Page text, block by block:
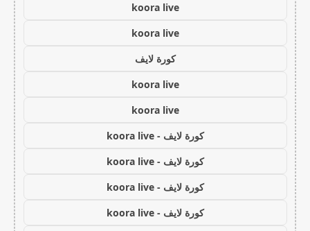
koora live
koora live
كورة لايف
koora live
koora live
كورة لايف - koora live
كورة لايف - koora live
كورة لايف - koora live
كورة لايف - koora live